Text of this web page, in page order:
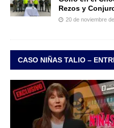
Rezos y
20 de noviembre
CASO NIÑAS TALIO –